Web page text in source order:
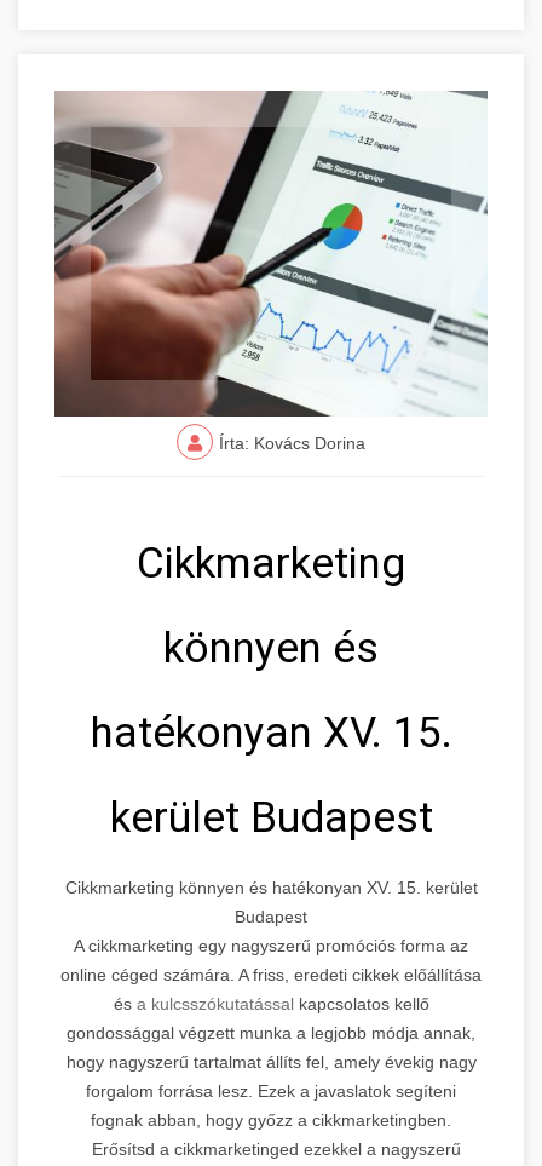
Írta: Kovács Dorina
Cikkmarketing
könnyen és
hatékonyan XV. 15.
kerület Budapest
Cikkmarketing könnyen és hatékonyan XV. 15. kerület
Budapest
A cikkmarketing egy nagyszerű promóciós forma az
online céged számára. A friss, eredeti cikkek előállítása
ésa kulcsszókutatássalkapcsolatos kellő
gondossággal végzett munka a legjobb módja annak,
hogy nagyszerű tartalmat állíts fel, amely évekig nagy
forgalom forrása lesz. Ezek a javaslatok segíteni
fognak abban, hogy győzz a cikkmarketingben.
Erősítsd a cikkmarketinged ezekkel a nagyszerű